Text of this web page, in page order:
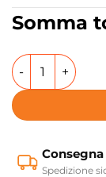
Somma
Mobile bagno a
Spedizione